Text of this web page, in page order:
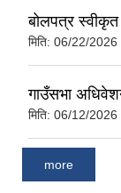
बोलपत्र
मिति: 06/22/2026
गाउँसभा
मिति: 06/12/2026
more